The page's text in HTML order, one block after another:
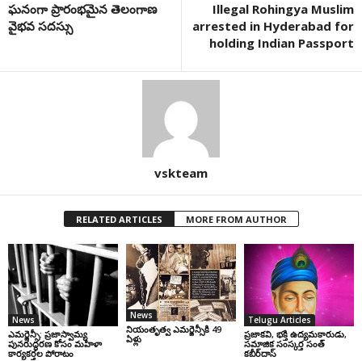
ఘనంగా ప్రారంభమైన తెలంగాణ
వైభవ సదస్సు
Illegal Rohingya Muslim
arrested in Hyderabad for
holding Indian Passport
vskteam
RELATED ARTICLES MORE FROM AUTHOR
News
ఎమర్జెన్సీ: ప్రజాస్వామ్య
పునరుద్ధరణ కోసం మహిళా
కార్యకర్తల పోరాటం
News
నియంతృత్వ ఎమర్జెన్సీకి 49
ఏళ్లు
Telugu Articles
ప్రజాకవి, భక్తి ఉద్యమకారుడు,
సమాజిక సంస్కర్త సంత్‌
కబీర్‌దాస్‌